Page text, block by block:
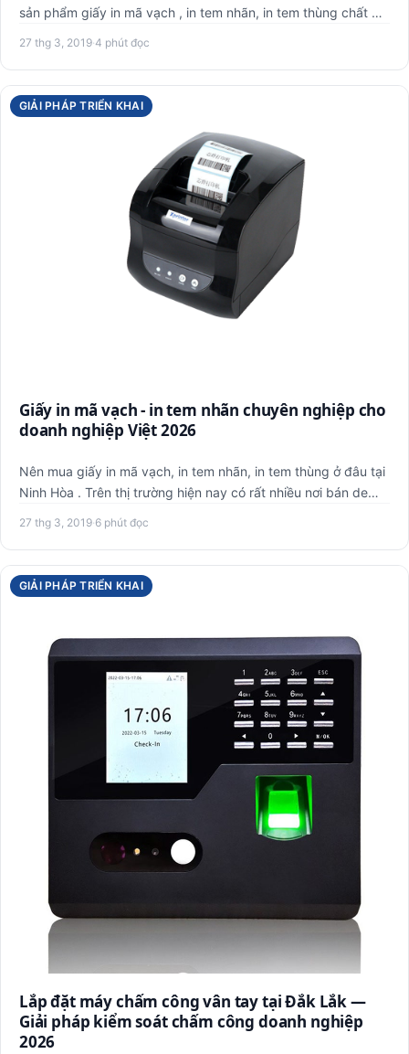
sản phẩm giấy in mã vạch , in tem nhãn, in tem thùng chất …
27 thg 3, 2019·4 phút đọc
GIẢI PHÁP TRIỂN KHAI
Giấy in mã vạch - in tem nhãn chuyên nghiệp cho
doanh nghiệp Việt 2026
Nên mua giấy in mã vạch, in tem nhãn, in tem thùng ở đâu tại
Ninh Hòa . Trên thị trường hiện nay có rất nhiều nơi bán de…
27 thg 3, 2019·6 phút đọc
GIẢI PHÁP TRIỂN KHAI
Lắp đặt máy chấm công vân tay tại Đắk Lắk —
Giải pháp kiểm soát chấm công doanh nghiệp
2026